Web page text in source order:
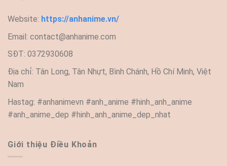
Website: https://anhanime.vn/
Email: contact@anhanime.com
SĐT: 0372930608
Địa chỉ: Tân Long, Tân Nhựt, Bình Chánh, Hồ Chí Minh, Việt
Nam
Hastag: #anhanimevn #anh_anime #hinh_anh_anime
#anh_anime_dep #hinh_anh_anime_dep_nhat
Giới thiệu Điều Khoản